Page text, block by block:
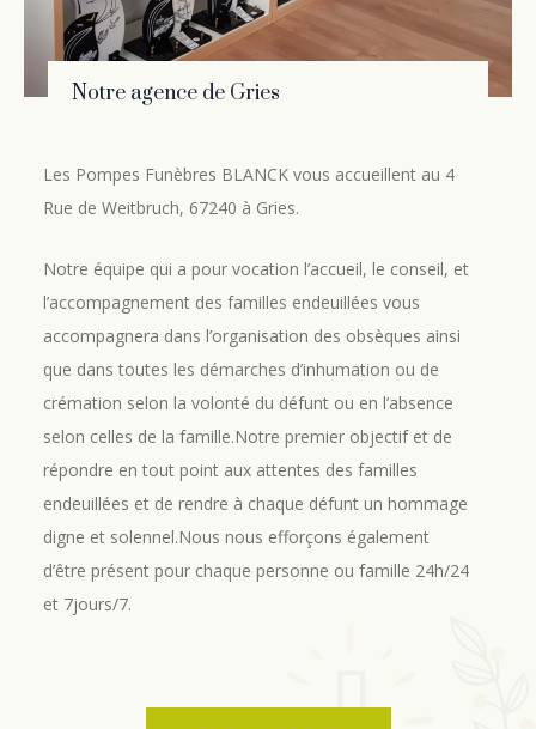
Notre agence de Gries
Les Pompes Funèbres BLANCK vous accueillent au 4
Rue de Weitbruch, 67240 à Gries.
Notre équipe qui a pour vocation l’accueil, le conseil, et
l’accompagnement des familles endeuillées vous
accompagnera dans l’organisation des obsèques ainsi
que dans toutes les démarches d’inhumation ou de
crémation selon la volonté du défunt ou en l’absence
selon celles de la famille.Notre premier objectif et de
répondre en tout point aux attentes des familles
endeuillées et de rendre à chaque défunt un hommage
digne et solennel.Nous nous efforçons également
d’être présent pour chaque personne ou famille 24h/24
et 7jours/7.